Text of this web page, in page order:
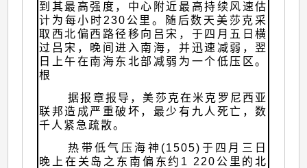
到其最高强度，中心附近最高持续风速估
计为每小时230公里。随后数天美莎克采
取西北偏西路径移向吕宋，于四月五日横
过吕宋，晚间进入南海，并迅速减弱，翌
日上午在南海东北部减弱为一个低压区。
根
据报章报导，美莎克在米克罗尼西亚
联邦造成严重破坏，最少有九人死亡，数
千人紧急疏散。
热带低气压海神(1505)于四月三日
晚上在关岛之东南偏东约1 220公里的北